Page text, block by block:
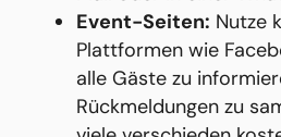
Event-Seiten: Nutze
Plattformen wie
alle Gäste zu
Rückmeldungen zu